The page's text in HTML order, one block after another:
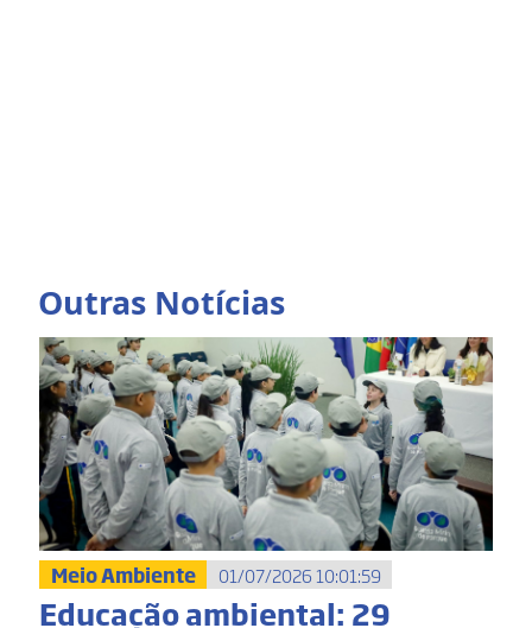
Outras Notícias
Meio Ambiente 01/07/2026 10:01:59
Educação ambiental: 29